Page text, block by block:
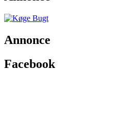
Annonce
Facebook